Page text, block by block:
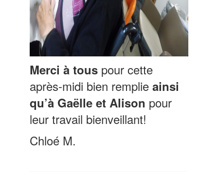
Merci à tous pour cette
après-midi bien remplieainsi
qu’à Gaëlle et Alison pour
leur travail bienveillant!
Chloé M.